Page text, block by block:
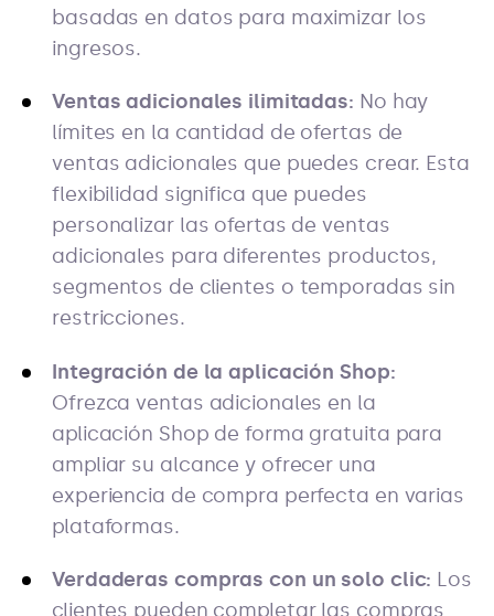
basadas en datos para maximizar los
ingresos.
Ventas adicionales ilimitadas: No hay
límites en la cantidad de ofertas de
ventas adicionales que puedes crear. Esta
flexibilidad significa que puedes
personalizar las ofertas de ventas
adicionales para diferentes productos,
segmentos de clientes o temporadas sin
restricciones.
Integración de la aplicación Shop:
Ofrezca ventas adicionales en la
aplicación Shop de forma gratuita para
ampliar su alcance y ofrecer una
experiencia de compra perfecta en varias
plataformas.
Verdaderas compras con un solo clic: Los
clientes pueden completar las compras